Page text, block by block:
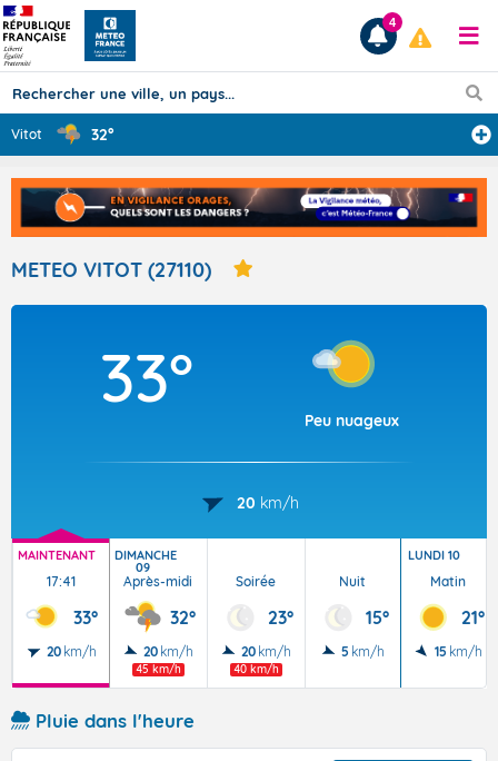
Prévisions
TOUS LES RÉSULTATS
Articles
4
Vitot 32°
METEO VITOT (27110)
33°
Peu nuageux
20 km/h
MAINTENANT
17:41
33°
20 km/h
DIMANCHE
09
Après-midi
32°
20 km/h
45 km/h
Soirée
23°
20 km/h
40 km/h
Nuit
15°
5 km/h
LUNDI 10
Matin
21°
15 km/h
Pluie dans l'heure